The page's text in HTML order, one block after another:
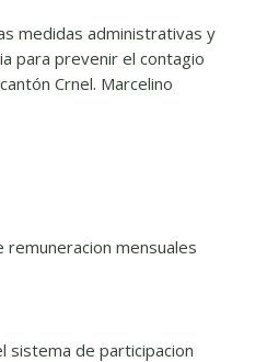
medidas administrativas y
para prevenir el contagio
Crnel. Marcelino
remuneracion mensuales
sistema de participacion